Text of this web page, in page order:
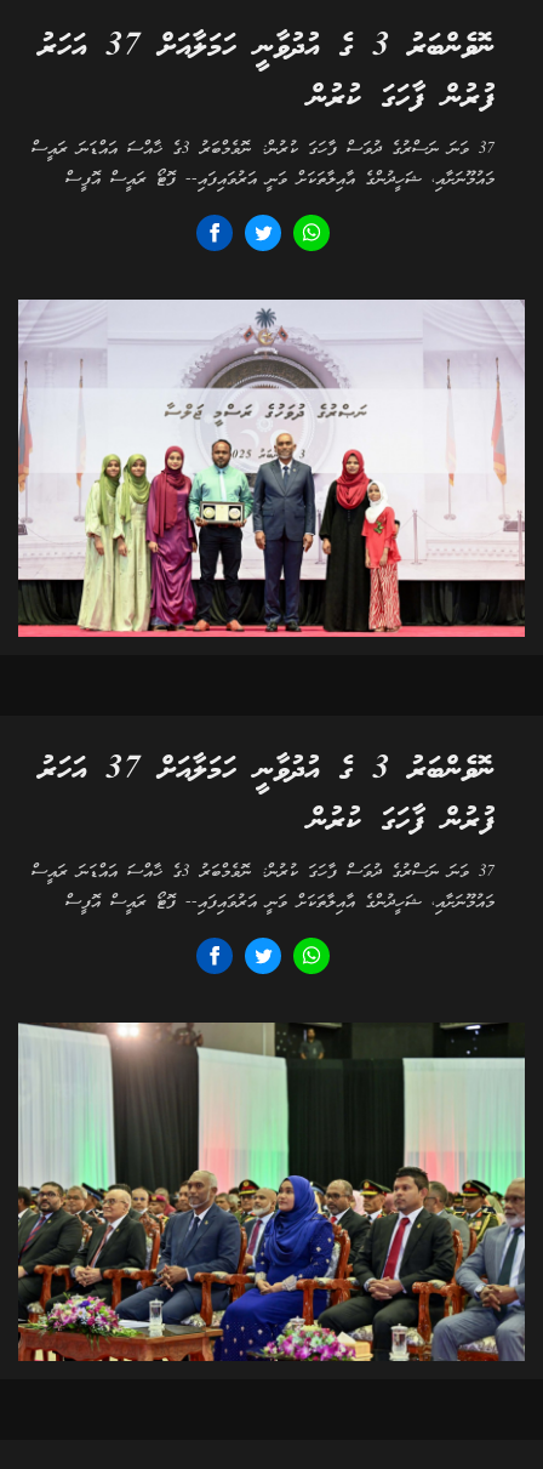
ނޮވެންބަރު 3 ގެ އުދުވާނީ ހަމަލާއަށް 37 އަހަރު
ފުރުން ފާހަގަ ކުރުން
37 ވަނަ ނަސްރުގެ ދުވަސް ފާހަގަ ކުރުން: ނޮވެމްބަރު 3ގެ ޚާއްސަ އައްޑަނަ ރައީސް
މައުމޫނަށާއި، ޝަހީދުންގެ އާއިލާތަކަށް ވަނީ އަރުވައިފައި-- ފޮޓޯ ރައީސް އޮފީސް
ނޮވެންބަރު 3 ގެ އުދުވާނީ ހަމަލާއަށް 37 އަހަރު
ފުރުން ފާހަގަ ކުރުން
37 ވަނަ ނަސްރުގެ ދުވަސް ފާހަގަ ކުރުން: ނޮވެމްބަރު 3ގެ ޚާއްސަ އައްޑަނަ ރައީސް
މައުމޫނަށާއި، ޝަހީދުންގެ އާއިލާތަކަށް ވަނީ އަރުވައިފައި-- ފޮޓޯ ރައީސް އޮފީސް